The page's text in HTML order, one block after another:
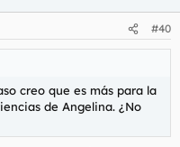
#40
creo que es más para la
de Angelina. ¿No